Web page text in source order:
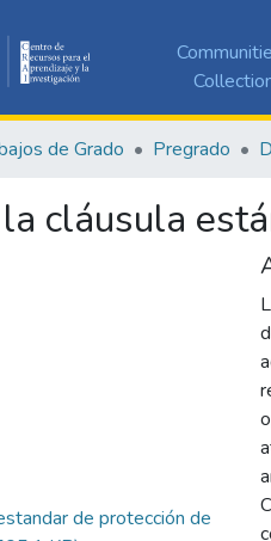
de Grado Pregrado
cláusula
de protección de